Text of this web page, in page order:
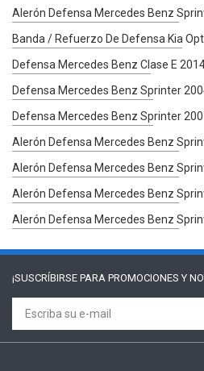
Alerón Defensa Mercedes Benz
Banda / Refuerzo De Defensa Kia
Defensa Mercedes Benz Clase E
Defensa Mercedes Benz Sprinter
Defensa Mercedes Benz Sprinter
Alerón Defensa Mercedes Benz
Alerón Defensa Mercedes Benz
Alerón Defensa Mercedes Benz
Alerón Defensa Mercedes Benz
¡SUSCRÍBIRSE PARA PROMOCIONES Y